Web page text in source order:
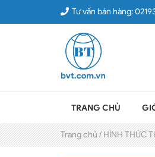
Tư vấn bán hàng:
TRANG CHỦ
Trang chủ / HÌNH THỨC